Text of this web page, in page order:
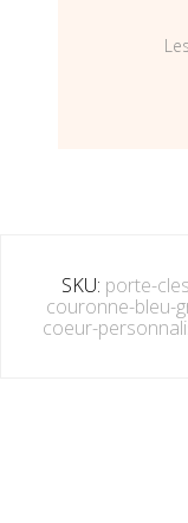
SKU: porte-
couronne-bleu-
coeur-